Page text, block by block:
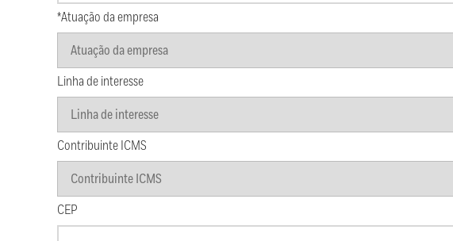
*Atuação da empresa
Linha de interesse
Contribuinte ICMS
CEP